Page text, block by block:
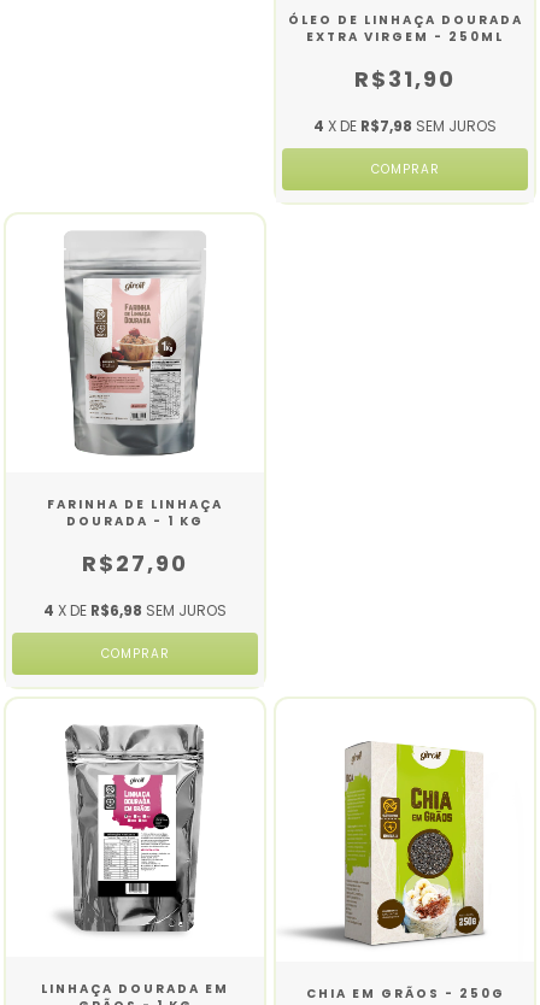
ÓLEO DE LINHAÇA DOURADA
EXTRA VIRGEM - 250ML
R$31,90
4 X DE R$7,98 SEM JUROS
FARINHA DE LINHAÇA
DOURADA - 1 KG
R$27,90
4 X DE R$6,98 SEM JUROS
LINHAÇA DOURADA EM
CHIA EM GRÃOS - 250G